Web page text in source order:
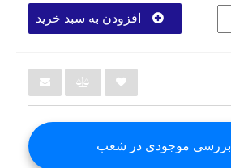
افزودن به سبد خرید
بررسی موجودی در شعب